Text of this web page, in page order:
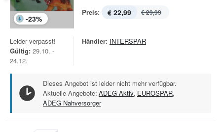
-23%
Preis: € 22,99 € 29,99
Leider verpasst!
Gültig: 29.10. -
24.12.
Händler: INTERSPAR
Dieses Angebot ist leider nicht mehr verfügbar.
Aktuelle Angebote: ADEG Aktiv, EUROSPAR,
ADEG Nahversorger